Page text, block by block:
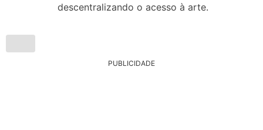
descentralizando o acesso à arte.
PUBLICIDADE